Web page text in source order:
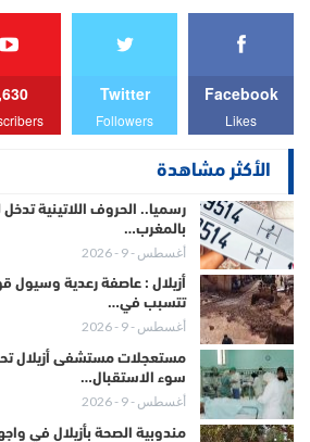
Facebook
Likes
Twitter
Followers
الأكثر مشاهدة
رسميا.. الحروف اللاتينية
بالمغرب…
أغسطس - 9 - 2026
أزيلال : عاصفة رعدية وسيول
تتسبب في…
أغسطس - 9 - 2026
مستعجلات مستشفى أزيلال
سوء الاستقبال…
أغسطس - 9 - 2026
مندوبية الصحة بأزيلال في